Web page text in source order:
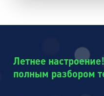
Летнее
полным разбором